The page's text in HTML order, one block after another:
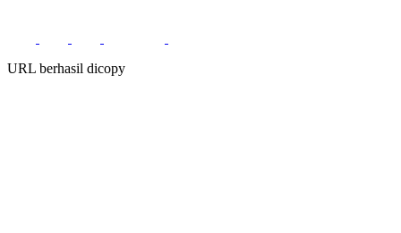
URL berhasil dicopy